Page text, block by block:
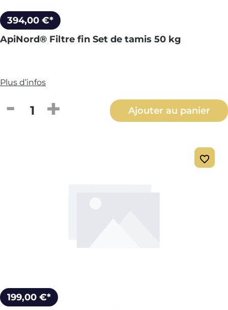
394,00 €*
ApiNord® Filtre fin Set de tamis 50 kg
Plus d’infos
Quantité de produit : Entrez la
Ajouter au panier
199,00 €*